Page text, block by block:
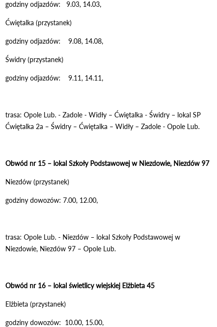
godziny odjazdów: 9.03, 14.03,
Ćwiętalka (przystanek)
godziny odjazdów: 9.08, 14.08,
Świdry (przystanek)
godziny odjazdów: 9.11, 14.11,
trasa: Opole Lub. - Zadole - Widły – Ćwiętalka - Świdry – lokal SP
Ćwiętalka 2a – Świdry – Ćwiętalka – Widły – Zadole - Opole Lub.
Obwód nr 15 – lokal Szkoły Podstawowej w Niezdowie, Niezdów 97
Niezdów (przystanek)
godziny dowozów: 7.00, 12.00,
trasa: Opole Lub. - Niezdów – lokal Szkoły Podstawowej w
Niezdowie, Niezdów 97 – Opole Lub.
Obwód nr 16 – lokal świetlicy wiejskiej Elżbieta 45
Elżbieta (przystanek)
godziny dowozów: 10.00, 15.00,